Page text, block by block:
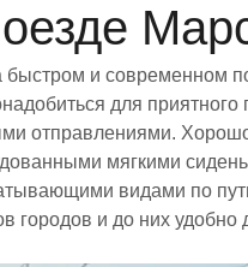
и современном
для
отправлениями.
мягкими
видами по
и до них